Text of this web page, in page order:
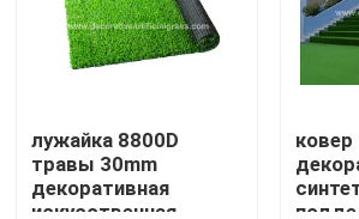
Дом
Товары
лужайка 8800D
травы 30mm
декоративная
искусственная